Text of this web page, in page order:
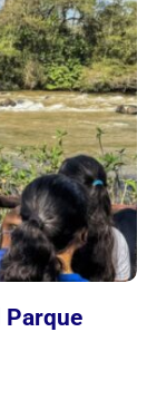
Parque